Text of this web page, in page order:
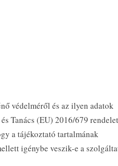
védelméről és az ilyen adatok
Tanács (EU) 2016/679
a tájékoztató tartalmának
igénybe veszik-e a